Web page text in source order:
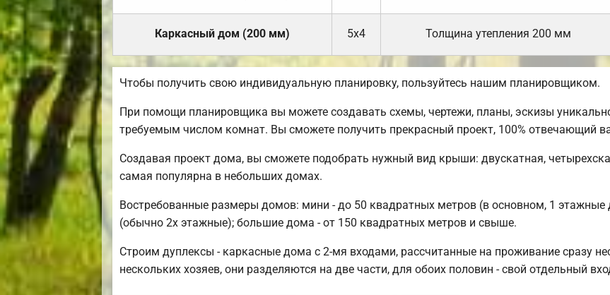
Каркасный дом (200 мм) 5х4 Толщина утепления 200 мм
Чтобы получить свою индивидуальную планировку, пользуйтесь нашим планировщиком.
При помощи планировщика вы можете создавать схемы, чертежи, планы, эскизы
требуемым числом комнат. Вы сможете получить прекрасный проект, 100% отвечающий
Создавая проект дома, вы сможете подобрать нужный вид крыши: двускатная,
самая популярна в небольших домах.
Востребованные размеры домов: мини - до 50 квадратных метров (в основном, 1
(обычно 2х этажные); большие дома - от 150 квадратных метров и свыше.
Строим дуплексы - каркасные дома с 2-мя входами, рассчитанные на проживание сразу
нескольких хозяев, они разделяются на две части, для обоих половин - свой отдельный